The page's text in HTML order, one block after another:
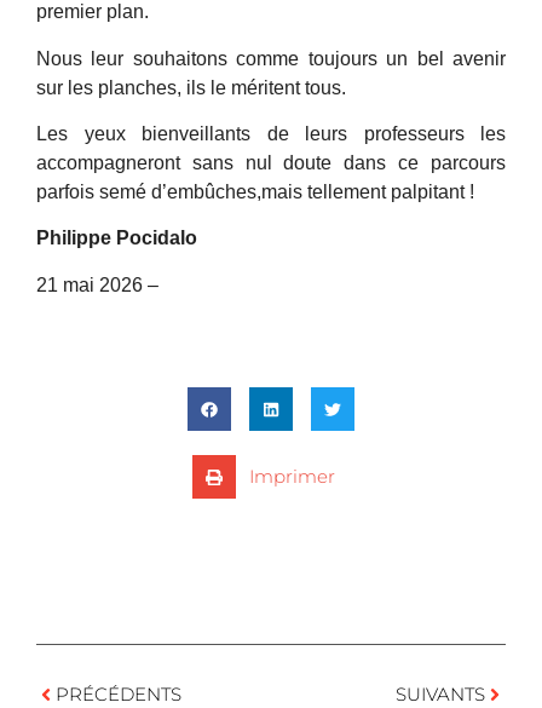
premier plan.
Nous leur souhaitons comme toujours un bel avenir
sur les planches, ils le méritent tous.
Les yeux bienveillants de leurs professeurs les
accompagneront sans nul doute dans ce parcours
parfois semé d’embûches,mais tellement palpitant !
Philippe Pocidalo
21 mai 2026 –
Imprimer
PRÉCÉDENTS SUIVANTS